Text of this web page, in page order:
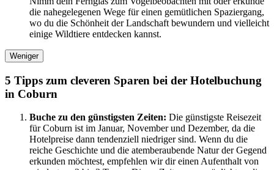
die nahegelegenen Wege für einen gemütlichen Spaziergang,
wo du die Schönheit der Landschaft bewundern und vielleicht
einige Wildtiere entdecken kannst.
Weniger
5 Tipps zum cleveren Sparen bei der Hotelbuchung
in Coburn
Buche zu den günstigsten Zeiten: Die günstigste Reisezeit
für Coburn ist im Januar, November und Dezember, da die
Hotelpreise dann tendenziell niedriger sind. Wenn du die
reiche Geschichte und die atemberaubende Natur der Gegend
erkunden möchtest, empfehlen wir dir einen Aufenthalt von